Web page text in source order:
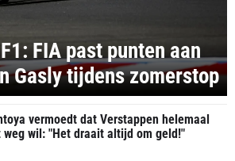
FIA past punten aan
Gasly tijdens zomerstop
vermoedt dat Verstappen helemaal
weg wil: "Het draait altijd om geld!"